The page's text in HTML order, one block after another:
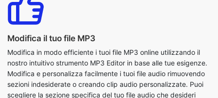
Modifica in modo efficiente i tuoi file MP3 online utilizzando il
nostro intuitivo strumento MP3 Editor in base alle tue esigenze.
sezioni indesiderate o creando clip audio personalizzate. Puoi
scegliere la sezione specifica del tuo file audio che desideri
conservare grazie all'interfaccia intuitiva del nostro strumento e
alle precise capacità di modifica.